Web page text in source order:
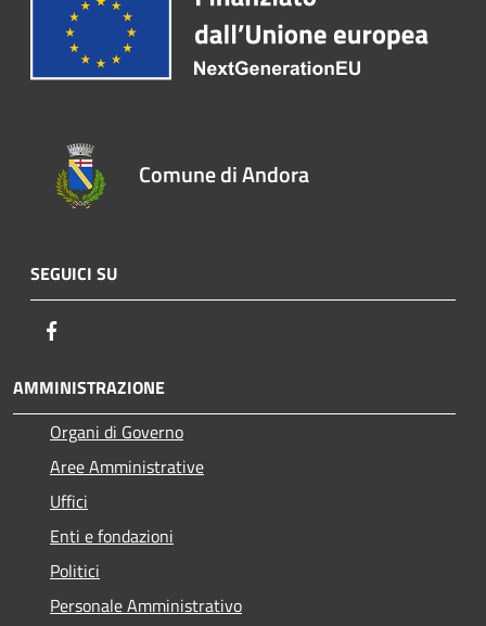
Comune di Andora
SEGUICI SU
AMMINISTRAZIONE
Organi di Governo
Aree Amministrative
Uffici
Enti e fondazioni
Politici
Personale Amministrativo